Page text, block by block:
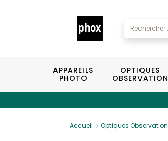
APPAREILS
PHOTO
OPTIQUES
OBSERVATION
Accueil Optiques Observation